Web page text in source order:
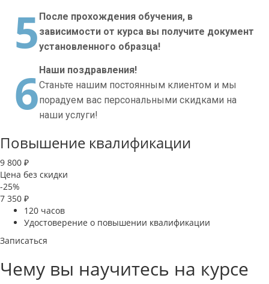
5 После прохождения обучения, в
зависимости от курса вы получите документ
установленного образца!
6 Наши поздравления!
Станьте нашим постоянным клиентом и мы
порадуем вас персональными скидками на
наши услуги!
Повышение квалификации
9 800 ₽
Цена без скидки
-25%
7 350 ₽
120 часов
Удостоверение о повышении квалификации
Записаться
Чему вы научитесь на курсе